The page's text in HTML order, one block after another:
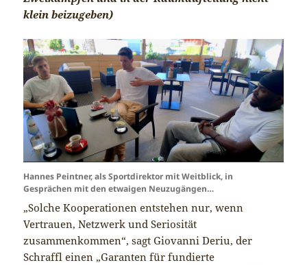
klein beizugeben)
Hannes Peintner, als Sportdirektor mit Weitblick, in
Gesprächen mit den etwaigen Neuzugängen…
„Solche Kooperationen entstehen nur, wenn
Vertrauen, Netzwerk und Seriosität
zusammenkommen“, sagt Giovanni Deriu, der
Schraffl einen „Garanten für fundierte